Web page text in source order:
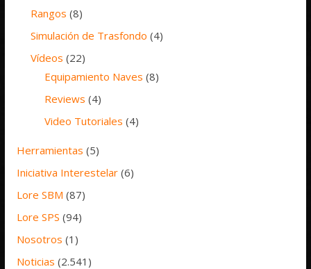
Rangos (8)
Simulación de Trasfondo (4)
Vídeos (22)
Equipamiento Naves (8)
Reviews (4)
Video Tutoriales (4)
Herramientas (5)
Iniciativa Interestelar (6)
Lore SBM (87)
Lore SPS (94)
Nosotros (1)
Noticias (2.541)